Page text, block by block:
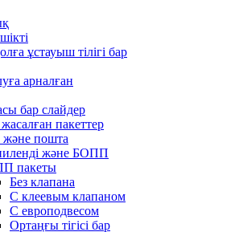
ұстауыш тілігі бар
арналған
бар слайдер
пакеттер
және пошта
және БОПП
пакеты
Без клапана
С клеевым клапаном
С европодвесом
Ортаңғы тігісі бар